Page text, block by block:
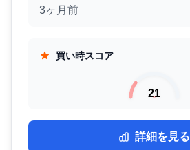
3ヶ月前
買い時スコア
21
詳細を見る